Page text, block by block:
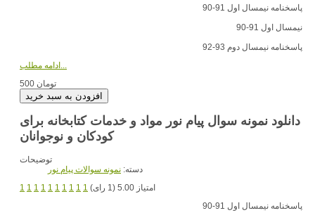
پاسخنامه نیمسال اول 91-90
نیمسال اول 91-90
پاسخنامه نیمسال دوم 93-92
500 تومان
دانلود نمونه سوال پیام نور مواد و خدمات کتابخانه برای
کودکان و نوجوانان
توضیحات
دسته: نمونه سوالات پیام نور
1 1 1 1 1 1 1 1 1 1
امتیاز 5.00 (1 رای)
پاسخنامه نیمسال اول 91-90